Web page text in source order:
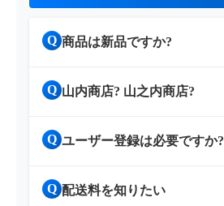
Q 商品は新品ですか?
Q 山内商店? 山之内商店?
Q ユーザー登録は必要ですか?
Q 配送料を知りたい